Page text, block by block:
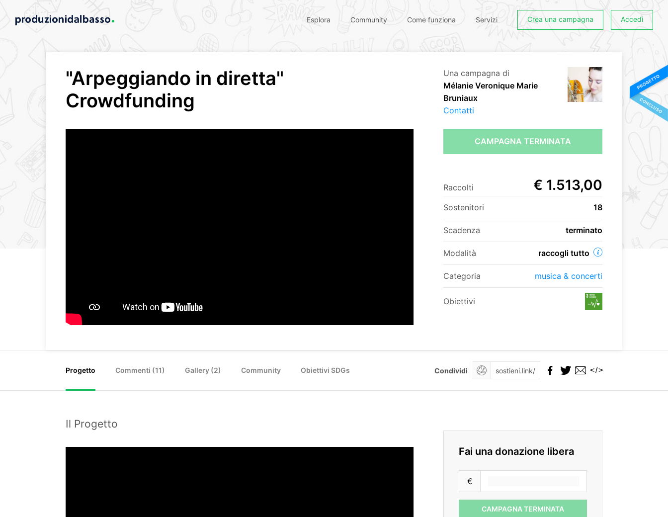
Esplora Community Come funziona Servizi Crea una campagna Accedi
"Arpeggiando in diretta"
Crowdfunding
Una campagna di
Mélanie Veronique Marie
Bruniaux
Contatti
CAMPAGNA TERMINATA
Raccolti € 1.513,00
Sostenitori 18
Scadenza terminato
Modalità raccogli tutto
Categoria musica & concerti
Obiettivi
Progetto Commenti (11) Gallery (2) Community Obiettivi SDGs Condividi </>
Il Progetto
Fai una donazione libera
€
CAMPAGNA TERMINATA